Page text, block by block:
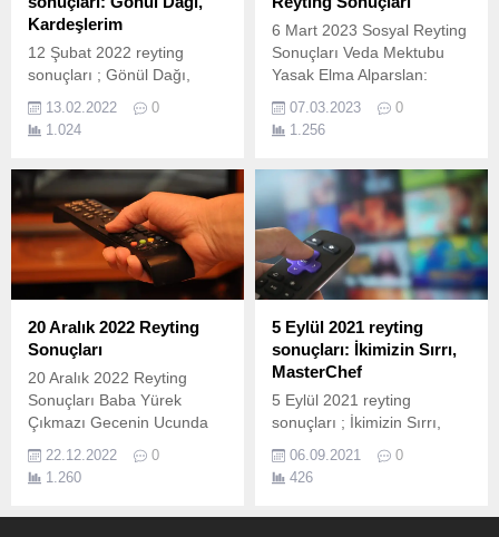
Kardeşlerim
12 Şubat 2022 reyting
sonuçları ; Gönül Dağı,
yapım ekranda izleyicileri ile
buluştu. İşte 12 Şubat
12 Şubat reyting sonuçları
nasıl hesaplanıyor? 12
Şubat 2022 reyting
sonuçları Total, AB ve
20+ABC1 olarak ölçülen
reyting sonuçlarına göre
sıralama belli oluyor. Fakat
MevcutBilgi olarak biz
reyting...
13.02.2022
0
1.024
6 Mart 2023 Sosyal Reyting
Sonuçları Veda Mektubu
Yasak Elma Alparslan:
Gün Işığı Survivor 2023
07.03.2023
0
1.256
20 Aralık 2022 Reyting
Sonuçları
20 Aralık 2022 Reyting
Sonuçları Baba Yürek
Çıkmazı Gecenin Ucunda
Bir Peri Masalı Fenerbahçe-
İstanbulspor
22.12.2022
0
1.260
5 Eylül 2021 reyting
sonuçları: İkimizin Sırrı,
MasterChef
5 Eylül 2021 reyting
sonuçları ; İkimizin Sırrı,
MasterChef ve bir çok
yapım ekranda izleyicileri ile
buluştu. İşte 5 Eylül pazar
06.09.2021
0
426